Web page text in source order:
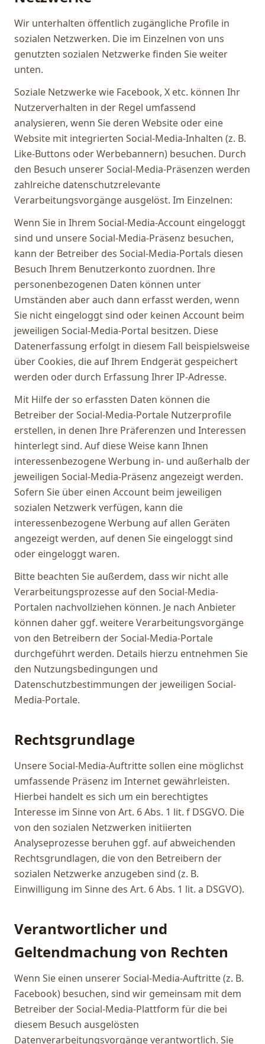
Wir unterhalten öffentlich zugängliche Profile in
sozialen Netzwerken. Die im Einzelnen von uns
genutzten sozialen Netzwerke finden Sie weiter
unten.
Soziale Netzwerke wie Facebook, X etc. können Ihr
Nutzerverhalten in der Regel umfassend
analysieren, wenn Sie deren Website oder eine
Website mit integrierten Social-Media-Inhalten (z. B.
Like-Buttons oder Werbebannern) besuchen. Durch
den Besuch unserer Social-Media-Präsenzen werden
zahlreiche datenschutzrelevante
Verarbeitungsvorgänge ausgelöst. Im Einzelnen:
Wenn Sie in Ihrem Social-Media-Account eingeloggt
sind und unsere Social-Media-Präsenz besuchen,
kann der Betreiber des Social-Media-Portals diesen
Besuch Ihrem Benutzerkonto zuordnen. Ihre
personenbezogenen Daten können unter
Umständen aber auch dann erfasst werden, wenn
Sie nicht eingeloggt sind oder keinen Account beim
jeweiligen Social-Media-Portal besitzen. Diese
Datenerfassung erfolgt in diesem Fall beispielsweise
über Cookies, die auf Ihrem Endgerät gespeichert
werden oder durch Erfassung Ihrer IP-Adresse.
Mit Hilfe der so erfassten Daten können die
Betreiber der Social-Media-Portale Nutzerprofile
erstellen, in denen Ihre Präferenzen und Interessen
hinterlegt sind. Auf diese Weise kann Ihnen
interessenbezogene Werbung in- und außerhalb der
jeweiligen Social-Media-Präsenz angezeigt werden.
Sofern Sie über einen Account beim jeweiligen
sozialen Netzwerk verfügen, kann die
interessenbezogene Werbung auf allen Geräten
angezeigt werden, auf denen Sie eingeloggt sind
oder eingeloggt waren.
Bitte beachten Sie außerdem, dass wir nicht alle
Verarbeitungsprozesse auf den Social-Media-
Portalen nachvollziehen können. Je nach Anbieter
können daher ggf. weitere Verarbeitungsvorgänge
von den Betreibern der Social-Media-Portale
durchgeführt werden. Details hierzu entnehmen Sie
den Nutzungsbedingungen und
Datenschutzbestimmungen der jeweiligen Social-
Media-Portale.
Rechtsgrundlage
Unsere Social-Media-Auftritte sollen eine möglichst
umfassende Präsenz im Internet gewährleisten.
Hierbei handelt es sich um ein berechtigtes
Interesse im Sinne von Art. 6 Abs. 1 lit. f DSGVO. Die
von den sozialen Netzwerken initiierten
Analyseprozesse beruhen ggf. auf abweichenden
Rechtsgrundlagen, die von den Betreibern der
sozialen Netzwerke anzugeben sind (z. B.
Einwilligung im Sinne des Art. 6 Abs. 1 lit. a DSGVO).
Verantwortlicher und
Geltendmachung von Rechten
Wenn Sie einen unserer Social-Media-Auftritte (z. B.
Facebook) besuchen, sind wir gemeinsam mit dem
Betreiber der Social-Media-Plattform für die bei
diesem Besuch ausgelösten
Datenverarbeitungsvorgänge verantwortlich. Sie